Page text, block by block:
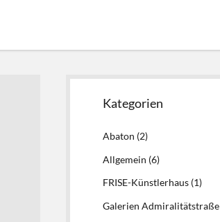
Seitenleiste
Kategorien
Abaton (2)
Allgemein (6)
FRISE-Künstlerhaus (1)
Galerien Admiralitätstraße